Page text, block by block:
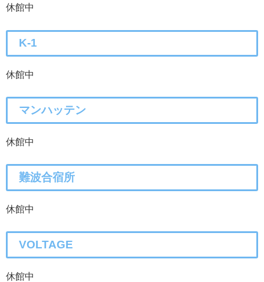
休館中
K-1
休館中
マンハッテン
休館中
難波合宿所
休館中
VOLTAGE
休館中